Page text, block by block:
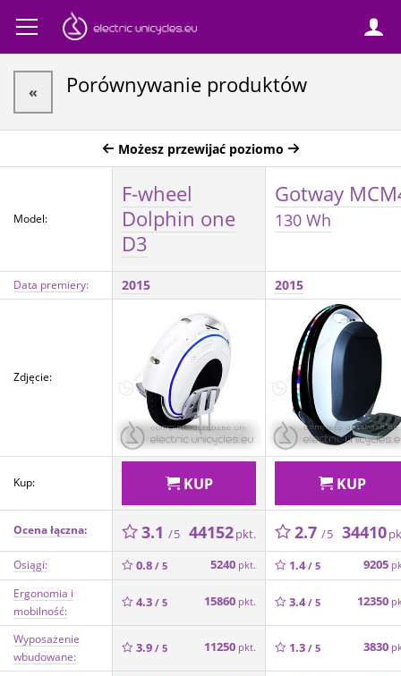
« Porównywanie produktów
Możesz przewijać poziomo
Model:
F-wheel
Dolphin one
D3
Gotway
130 Wh
Data premiery: 2015 2015
Zdjęcie:
Kup: KUP KUP
Ocena łączna: 3.1 / 5 44152pkt. 2.7 / 5 34410
Osiągi: 0.8 / 5 5240 pkt. 1.4 / 5 9205
Ergonomia i
mobilność:
4.3 / 5 15860 pkt. 3.4 / 5 12350
Wyposażenie
wbudowane:
3.9 / 5 11250 pkt. 1.3 / 5 3830